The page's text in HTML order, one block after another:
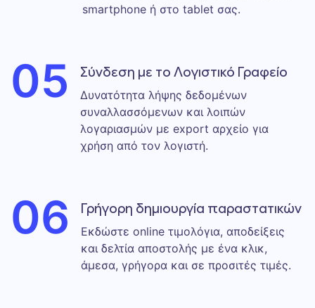
smartphone ή στο tablet σας.
05 Σύνδεση με το Λογιστικό Γραφείο
Δυνατότητα λήψης δεδομένων
συναλλασσόμενων και λοιπών
λογαριασμών με export αρχείο για
χρήση από τον λογιστή.
06 Γρήγορη δημιουργία παραστατικών
Εκδώστε online τιμολόγια, αποδείξεις
και δελτία αποστολής με ένα κλικ,
άμεσα, γρήγορα και σε προσιτές τιμές.